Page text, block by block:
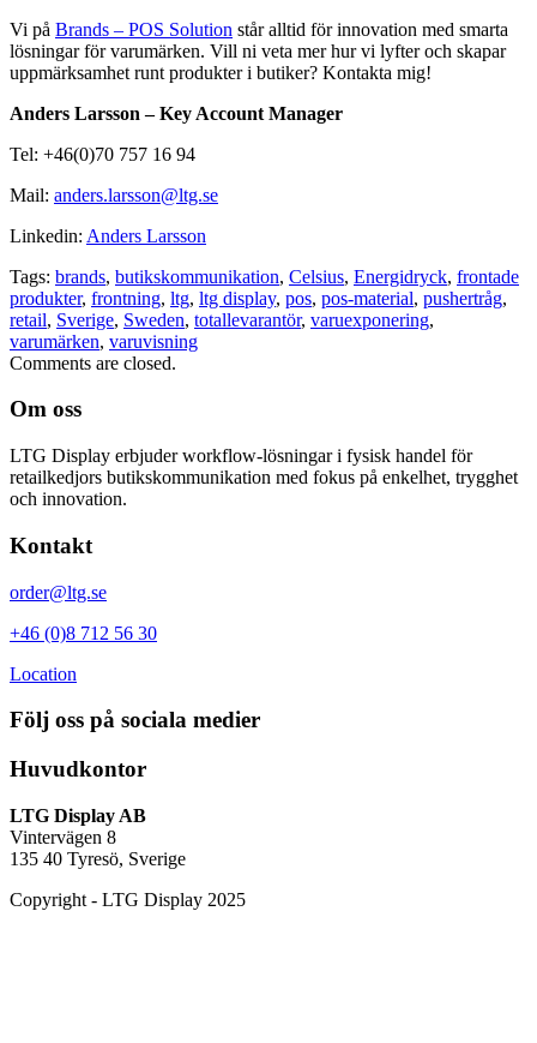
Vi på Brands – POS Solution står alltid för innovation med smarta
lösningar för varumärken. Vill ni veta mer hur vi lyfter och skapar
uppmärksamhet runt produkter i butiker? Kontakta mig!
Anders Larsson – Key Account Manager
Tel: +46(0)70 757 16 94
Mail: anders.larsson@ltg.se
Linkedin: Anders Larsson
Tags: brands, butikskommunikation, Celsius, Energidryck, frontade
produkter, frontning, ltg, ltg display, pos, pos-material, pushertråg,
retail, Sverige, Sweden, totallevarantör, varuexponering,
varumärken, varuvisning
Comments are closed.
Om oss
LTG Display erbjuder workflow-lösningar i fysisk handel för
retailkedjors butikskommunikation med fokus på enkelhet, trygghet
och innovation.
Kontakt
order@ltg.se
+46 (0)8 712 56 30
Location
Följ oss på sociala medier
Huvudkontor
LTG Display AB
Vintervägen 8
135 40 Tyresö, Sverige
Copyright - LTG Display 2025